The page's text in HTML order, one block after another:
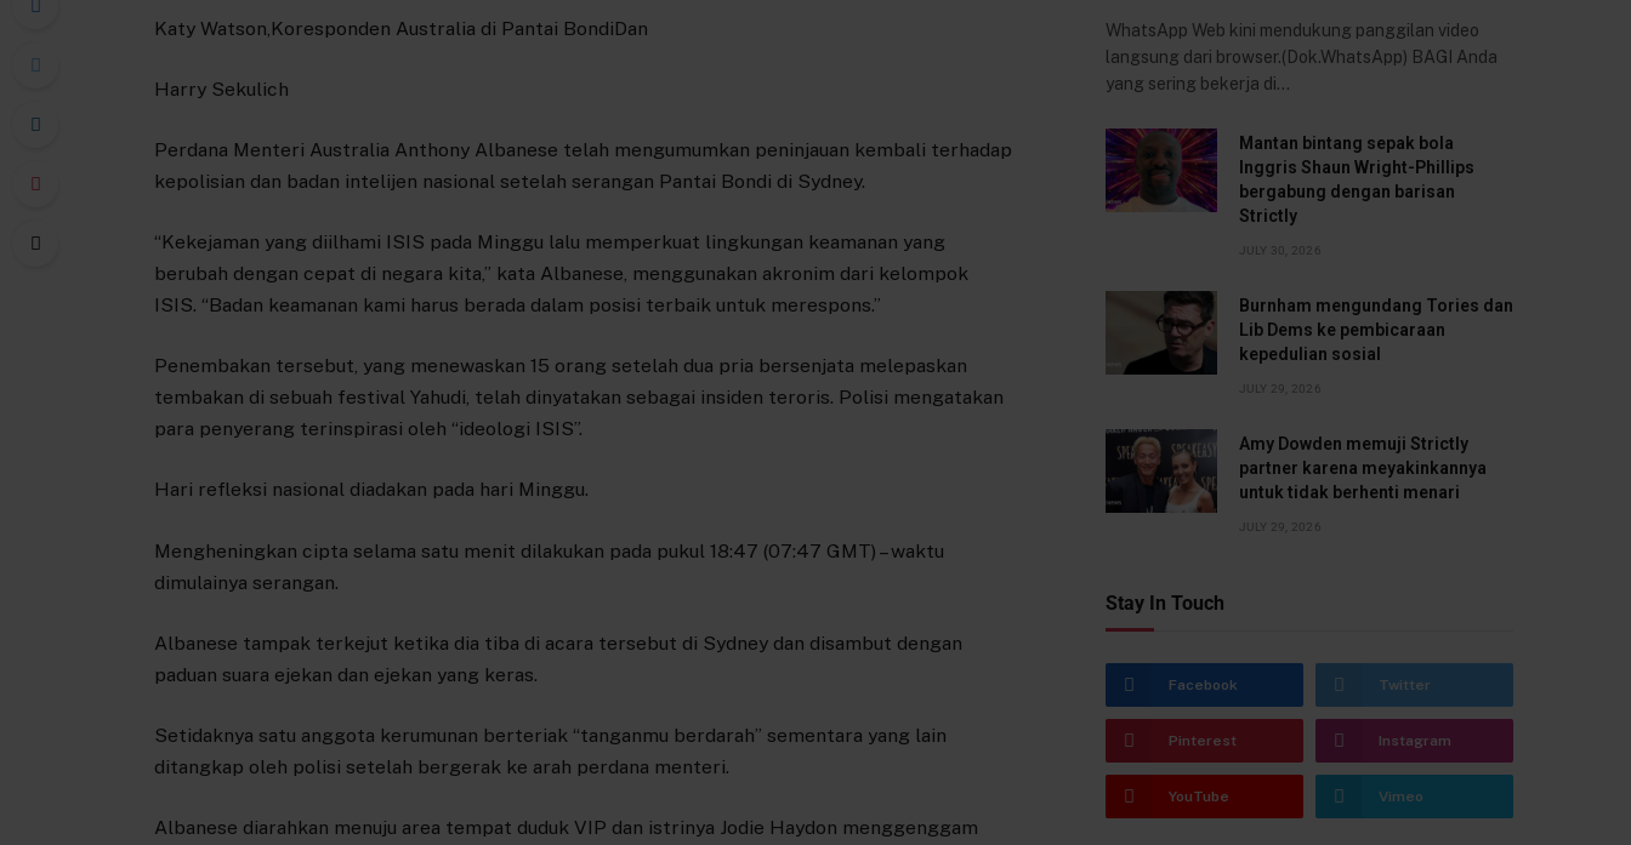
Katy Watson, Koresponden Australia di Pantai BondiDan
Harry Sekulich
Perdana Menteri Australia Anthony Albanese telah mengumumkan peninjauan kembali terhadap
kepolisian dan badan intelijen nasional setelah serangan Pantai Bondi di Sydney.
“Kekejaman yang diilhami ISIS pada Minggu lalu memperkuat lingkungan keamanan yang
berubah dengan cepat di negara kita,” kata Albanese, menggunakan akronim dari kelompok
ISIS. “Badan keamanan kami harus berada dalam posisi terbaik untuk merespons.”
Penembakan tersebut, yang menewaskan 15 orang setelah dua pria bersenjata melepaskan
tembakan di sebuah festival Yahudi, telah dinyatakan sebagai insiden teroris. Polisi mengatakan
para penyerang terinspirasi oleh “ideologi ISIS”.
Hari refleksi nasional diadakan pada hari Minggu.
Mengheningkan cipta selama satu menit dilakukan pada pukul 18:47 (07:47 GMT) – waktu
dimulainya serangan.
Albanese tampak terkejut ketika dia tiba di acara tersebut di Sydney dan disambut dengan
paduan suara ejekan dan ejekan yang keras.
Setidaknya satu anggota kerumunan berteriak “tanganmu berdarah” sementara yang lain
ditangkap oleh polisi setelah bergerak ke arah perdana menteri.
Albanese diarahkan menuju area tempat duduk VIP dan istrinya Jodie Haydon menggenggam
WhatsApp Web kini mendukung panggilan video
langsung dari browser.(Dok.WhatsApp) BAGI Anda
yang sering bekerja di…
Mantan bintang sepak bola
Inggris Shaun Wright-Phillips
bergabung dengan barisan
Strictly
JULY 30, 2026
Burnham mengundang Tories dan
Lib Dems ke pembicaraan
kepedulian sosial
JULY 29, 2026
Amy Dowden memuji Strictly
partner karena meyakinkannya
untuk tidak berhenti menari
JULY 29, 2026
Stay In Touch
Facebook Twitter
Pinterest Instagram
YouTube Vimeo